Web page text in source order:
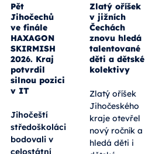
Pět
Jihočechů
ve finále
HAXAGON
SKIRMISH
2026. Kraj
potvrdil
silnou pozici
v IT
Jihočeští
středoškoláci
bodovali v
celostátní
Zlatý oříšek
v jižních
Čechách
znovu hledá
talentované
děti a dětské
kolektivy
Zlatý oříšek
Jihočeského
kraje otevřel
nový ročník a
hledá děti i